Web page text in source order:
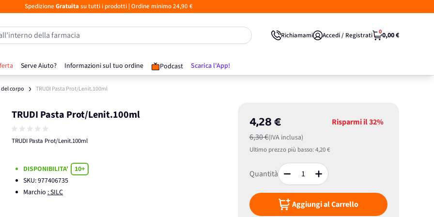
Spedizione Gratuita su tutti i prodotti| Ordine minimo 24,90 €
Serve Aiuto? Informazioni sul tuo ordine Podcast Scarica l'App!
della farmacia Richiamami Accedi / Registrati 00,00 €
del corpo TRUDI Pasta Prot/Lenit.100ml
TRUDI Pasta Prot/Lenit.100ml
TRUDI Pasta Prot/Lenit.100ml
4,28 €
6,30 €(IVA inclusa)
Risparmi il32%
Ultimo prezzo più basso:4,20 €
Quantità
Aggiungi al Carrello
DISPONIBILITA'
10+
SKU:977406735
Marchio : SILC